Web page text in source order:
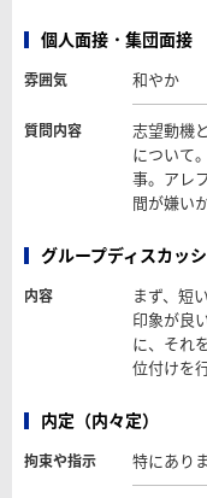
個人面接・集団面接
雰囲気 和やか
質問内容
志望動機
について
事。アレ
間が嫌いか
グループディスカッ
内容
まず、短
印象が良
に、それ
位付けを行
内定（内々定）
拘束や指示 特にあり